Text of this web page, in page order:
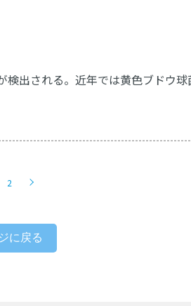
出される。近年では黄色ブドウ
2
に戻る